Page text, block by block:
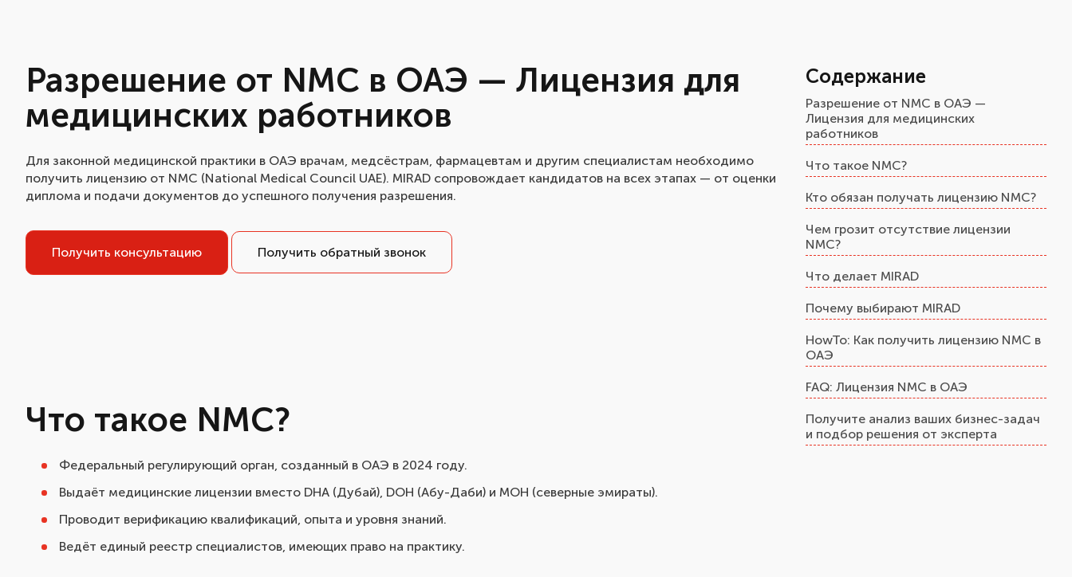
Разрешение от NMC в ОАЭ — Лицензия для
медицинских работников
Для законной медицинской практики в ОАЭ врачам, медсёстрам, фармацевтам и другим специалистам необходимо
получить лицензию от NMC (National Medical Council UAE). MIRAD сопровождает кандидатов на всех этапах — от оценки
диплома и подачи документов до успешного получения разрешения.
Получить консультацию Получить обратный звонок
Что такое NMC?
Федеральный регулирующий орган, созданный в ОАЭ в 2024 году.
Выдаёт медицинские лицензии вместо DHA (Дубай), DOH (Абу-Даби) и MOH (северные эмираты).
Проводит верификацию квалификаций, опыта и уровня знаний.
Ведёт единый реестр специалистов, имеющих право на практику.
Содержание
Разрешение от NMC в ОАЭ —
Лицензия для медицинских
работников
Что такое NMC?
Кто обязан получать лицензию NMC?
Чем грозит отсутствие лицензии
NMC?
Что делает MIRAD
Почему выбирают MIRAD
HowTo: Как получить лицензию NMC в
ОАЭ
FAQ: Лицензия NMC в ОАЭ
Получите анализ ваших бизнес-задач
и подбор решения от эксперта